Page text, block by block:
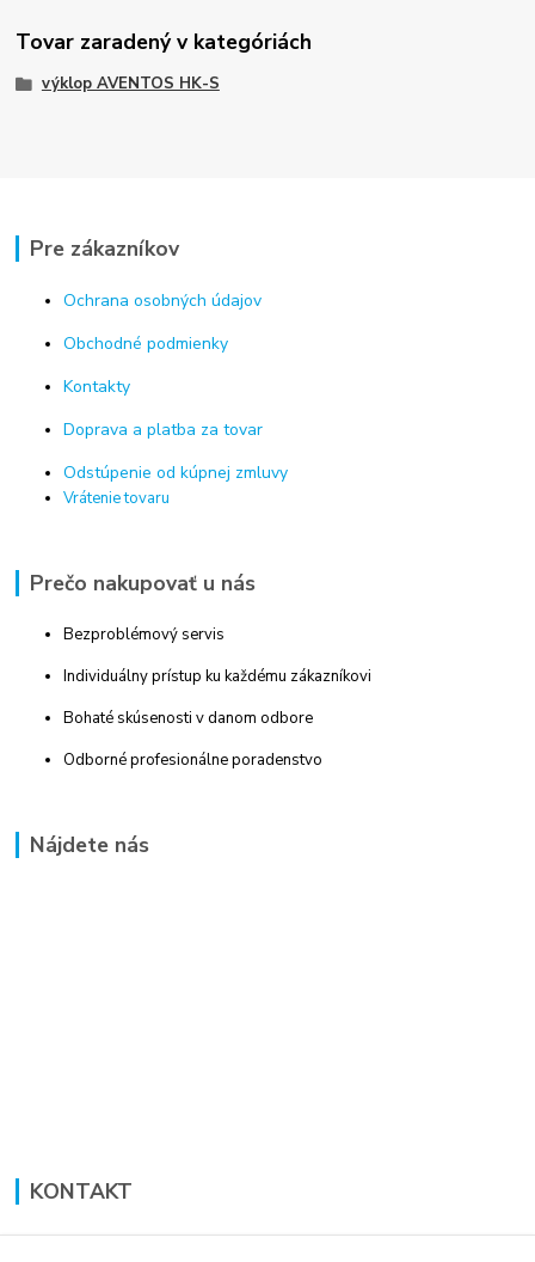
Tovar zaradený v kategóriách
výklop AVENTOS HK-S
Pre zákazníkov
Ochrana osobných údajov
Obchodné podmienky
Kontakty
Doprava a platba za tovar
Odstúpenie od kúpnej zmluvy
Vrátenie tovaru
Prečo nakupovať u nás
Bezproblémový servis
Individuálny prístup ku každému zákazníkovi
Bohaté skúsenosti v danom odbore
Odborné profesionálne poradenstvo
Nájdete nás
KONTAKT